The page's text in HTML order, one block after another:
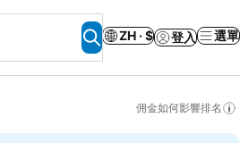
ZH · $ 登入 選單
佣金如何影響排名